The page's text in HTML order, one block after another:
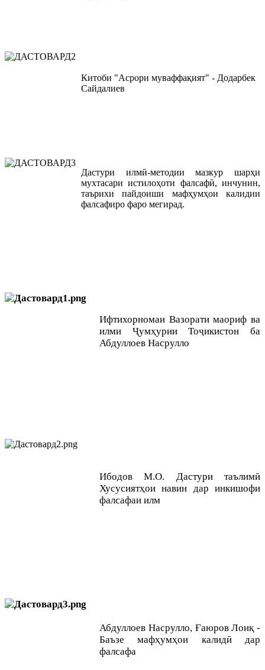
Китоби "Асрори муваффақият" - Додарбек
Сайдалиев
Дастури илмӣ-методии мазкур шарҳи
мухтасари истилоҳоти фалсафӣ, инчунин,
таърихи пайдоиши мафҳумҳои калидии
фалсафиро фаро мегирад.
Ифтихорномаи Вазорати маориф ва
илми Ҷумҳурии Тоҷикистон ба
Абдуллоев Насрулло
Ибодов М.О. Дастури таълимӣ
Хусусиятҳои навин дар инкишофи
фалсафаи илм
Абдуллоев Насрулло, Ғаюров Лоиқ -
Баъзе мафҳумҳои калидӣ дар
фалсафа